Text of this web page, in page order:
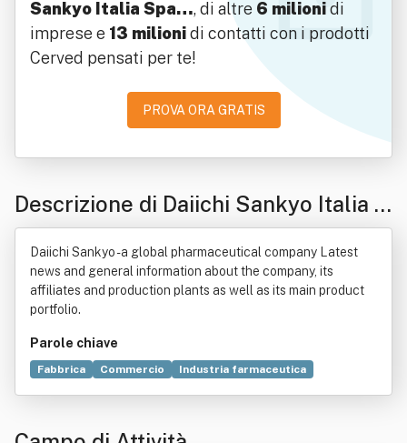
Sankyo Italia Spa…, di altre 6 milionidi
imprese e 13 milionidi contatti con i prodotti
Cerved pensati per te!
PROVA ORA GRATIS
Descrizione di Daiichi Sankyo Italia S
pa In Forma Abbreviata Daiichi Sank
yo Italia Spa
Daiichi Sankyo - a global pharmaceutical company Latest
news and general information about the company, its
affiliates and production plants as well as its main product
portfolio.
Parole chiave
Fabbrica Commercio
Industria farmaceutica
Cosmesi
Sito web Igiene